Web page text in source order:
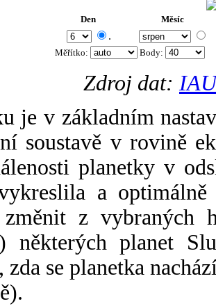
Den Měsíc
.
Měřítko: Body:
Zdroj dat:
je v základním
soustavě v rovině
planetky v
a
z vybraných
některých planet
zda se planetka